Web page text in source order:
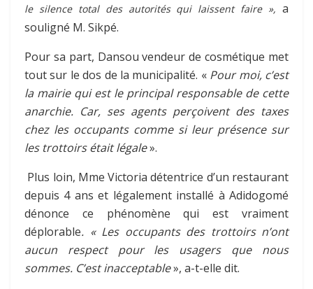
le silence total des autorités qui laissent faire », a
souligné M. Sikpé.
Pour sa part, Dansou vendeur de cosmétique met
tout sur le dos de la municipalité. « Pour moi, c’est
la mairie qui est le principal responsable de cette
anarchie. Car, ses agents perçoivent des taxes
chez les occupants comme si leur présence sur
les trottoirs était légale».
Plus loin, Mme Victoria détentrice d’un restaurant
depuis 4 ans et légalement installé à Adidogomé
dénonce ce phénomène qui est vraiment
déplorable. « Les occupants des trottoirs n’ont
aucun respect pour les usagers que nous
sommes. C’est inacceptable», a-t-elle dit.